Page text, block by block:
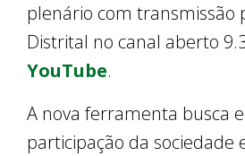
plenário com transmissão
Distrital no canal aberto
YouTube.
A nova ferramenta busca
participação da sociedade